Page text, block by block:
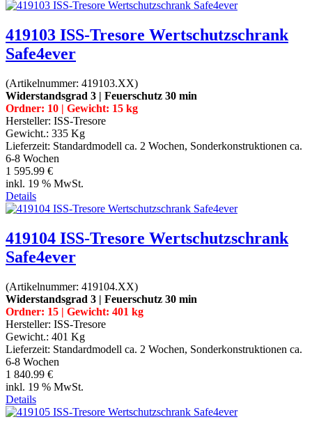
419103 ISS-Tresore Wertschutzschrank
Safe4ever
(Artikelnummer: 419103.XX)
Widerstandsgrad 3 | Feuerschutz 30 min
Ordner: 10 | Gewicht: 15 kg
Hersteller: ISS-Tresore
Gewicht.: 335 Kg
Lieferzeit: Standardmodell ca. 2 Wochen, Sonderkonstruktionen ca.
6-8 Wochen
1 595.99 €
inkl. 19 % MwSt.
Details
419104 ISS-Tresore Wertschutzschrank
Safe4ever
(Artikelnummer: 419104.XX)
Widerstandsgrad 3 | Feuerschutz 30 min
Ordner: 15 | Gewicht: 401 kg
Hersteller: ISS-Tresore
Gewicht.: 401 Kg
Lieferzeit: Standardmodell ca. 2 Wochen, Sonderkonstruktionen ca.
6-8 Wochen
1 840.99 €
inkl. 19 % MwSt.
Details